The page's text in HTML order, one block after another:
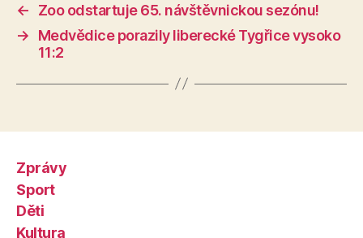
←
Zoo odstartuje 65. návštěvnickou sezónu!
→
Medvědice porazily liberecké Tygřice vysoko
11:2
Zprávy
Sport
Děti
Kultura